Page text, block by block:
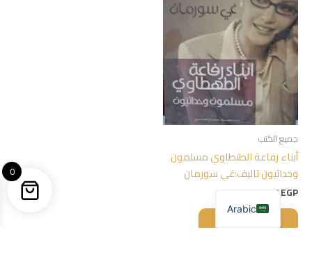
جميع الكتب
أبناء رفاعة الطنطاوي مسلمون
وحداثيون تاليف:غي سورمان
400,00EGP
إضافة إلى السلة
0
Arabic